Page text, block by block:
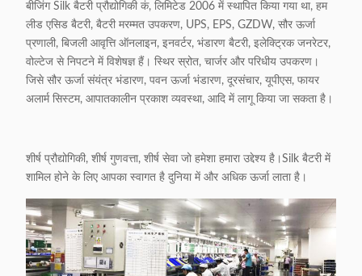
बीजिंग Silk बैटरी प्रौद्योगिकी कं, लिमिटेड 2006 में स्थापित किया गया था, हम
लीड एसिड बैटरी, बैटरी मरम्मत उपकरण, UPS, EPS, GZDW, सौर ऊर्जा
प्रणाली, बिजली आवृत्ति ऑनलाइन, इनवर्टर, भंडारण बैटरी, इलेक्ट्रिक जनरेटर,
वोल्टेज से निपटने में विशेषज्ञ हैं। स्थिर स्रोत, चार्जर और परिधीय उपकरण।
जिसे सौर ऊर्जा संयंत्र भंडारण, पवन ऊर्जा भंडारण, दूरसंचार, यूपीएस, फायर
अलार्म सिस्टम, आपातकालीन प्रकाश व्यवस्था, आदि में लागू किया जा सकता है।
शीर्ष प्रौद्योगिकी, शीर्ष गुणवत्ता, शीर्ष सेवा जो हमेशा हमारा उद्देश्य है।Silk बैटरी में
शामिल होने के लिए आपका स्वागत है दुनिया में और अधिक ऊर्जा लाता है।